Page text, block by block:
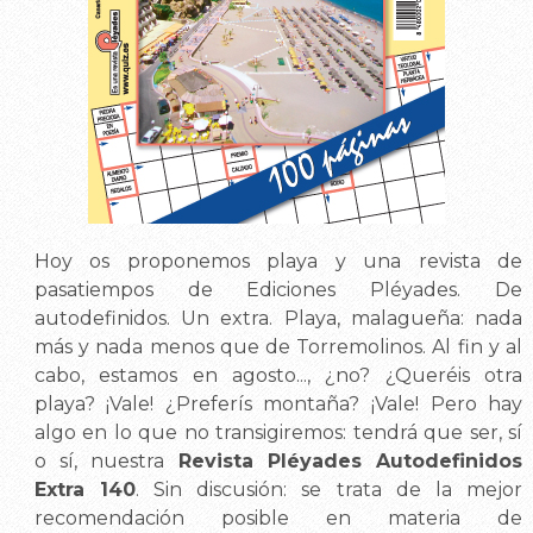
Hoy os proponemos playa y una revista de
pasatiempos de Ediciones Pléyades. De
autodefinidos. Un extra. Playa, malagueña: nada
más y nada menos que de Torremolinos. Al fin y al
cabo, estamos en agosto..., ¿no? ¿Queréis otra
playa? ¡Vale! ¿Preferís montaña? ¡Vale! Pero hay
algo en lo que no transigiremos: tendrá que ser, sí
o sí, nuestra Revista Pléyades Autodefinidos
Extra 140. Sin discusión: se trata de la mejor
recomendación posible en materia de